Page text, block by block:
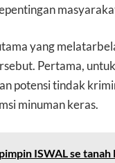
yang
Pertama,
potensi tindak
minuman keras.
ISWAL se